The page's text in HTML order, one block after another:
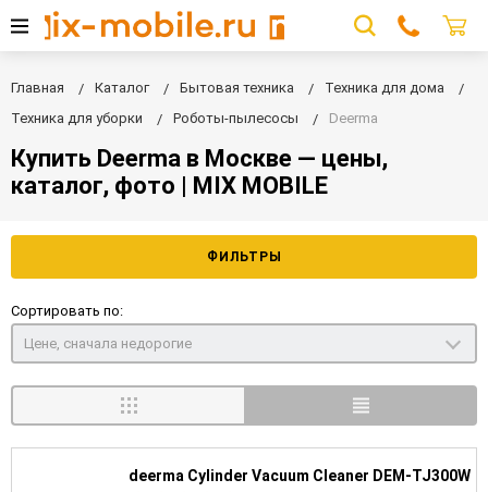
Главная Каталог Бытовая техника
Техника для дома
Техника для уборки
Роботы-пылесосы Deerma
Купить Deerma в Москве — цены,
каталог, фото | MIX MOBILE
ФИЛЬТРЫ
Сортировать по:
Цене, сначала недорогие
deerma Cylinder Vacuum Cleaner DEM-TJ300W